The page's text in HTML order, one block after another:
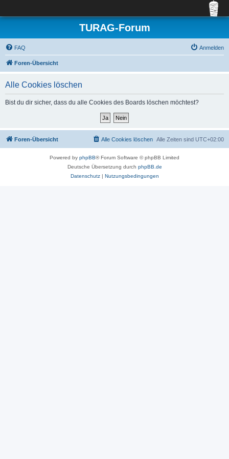
TURAG-Forum
FAQ Anmelden
Foren-Übersicht
Alle Cookies löschen
Bist du dir sicher, dass du alle Cookies des Boards löschen möchtest?
Foren-Übersicht Alle Zeiten sind UTC+02:00
Alle Cookies löschen
Powered by phpBB® Forum Software © phpBB Limited
Deutsche Übersetzung durch phpBB.de
Datenschutz| Nutzungsbedingungen